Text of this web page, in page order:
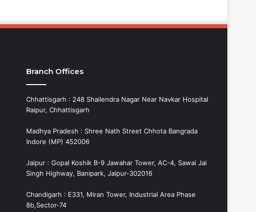
Branch Offices
Chhattisgarh : 248 Shailendra Nagar Near Navkar Hospital
Raipur, Chhattisgarh
Madhya Pradesh : Shree Nath Street Chhota Bangrada
Indore (MP) 452006
Jaipur : Gopal Koshik B-9 Jawahar Tower, AC-4, Sawai Jai
Singh Highway, Banipark, Jaipur-302016
Chandigarh : E331, Miran Tower, Industrial Area Phase
8b,Sector-74